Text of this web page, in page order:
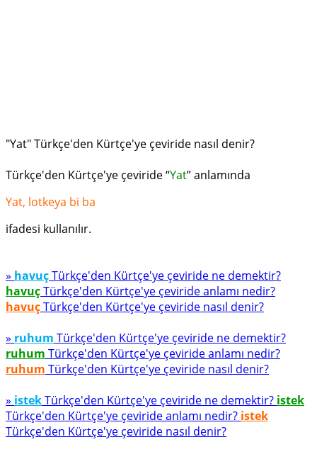
"Yat" Türkçe'den Kürtçe'ye çeviride nasıl denir?
Türkçe'den Kürtçe'ye çeviride “Yat” anlamında
Yat, lotkeya bi ba
ifadesi kullanılır.
» havuçTürkçe'den Kürtçe'ye çeviride ne demektir?
havuçTürkçe'den Kürtçe'ye çeviride anlamı nedir?
havuçTürkçe'den Kürtçe'ye çeviride nasıl denir?
» ruhum Türkçe'den Kürtçe'ye çeviride ne demektir?
ruhum Türkçe'den Kürtçe'ye çeviride anlamı nedir?
ruhum Türkçe'den Kürtçe'ye çeviride nasıl denir?
» istekTürkçe'den Kürtçe'ye çeviride ne demektir? istek
Türkçe'den Kürtçe'ye çeviride anlamı nedir? istek
Türkçe'den Kürtçe'ye çeviride nasıl denir?